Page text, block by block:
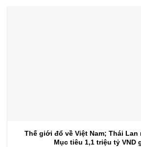
Thế giới đổ về Việt Nam; Thái Lan
Mục tiêu 1,1 triệu tỷ VND